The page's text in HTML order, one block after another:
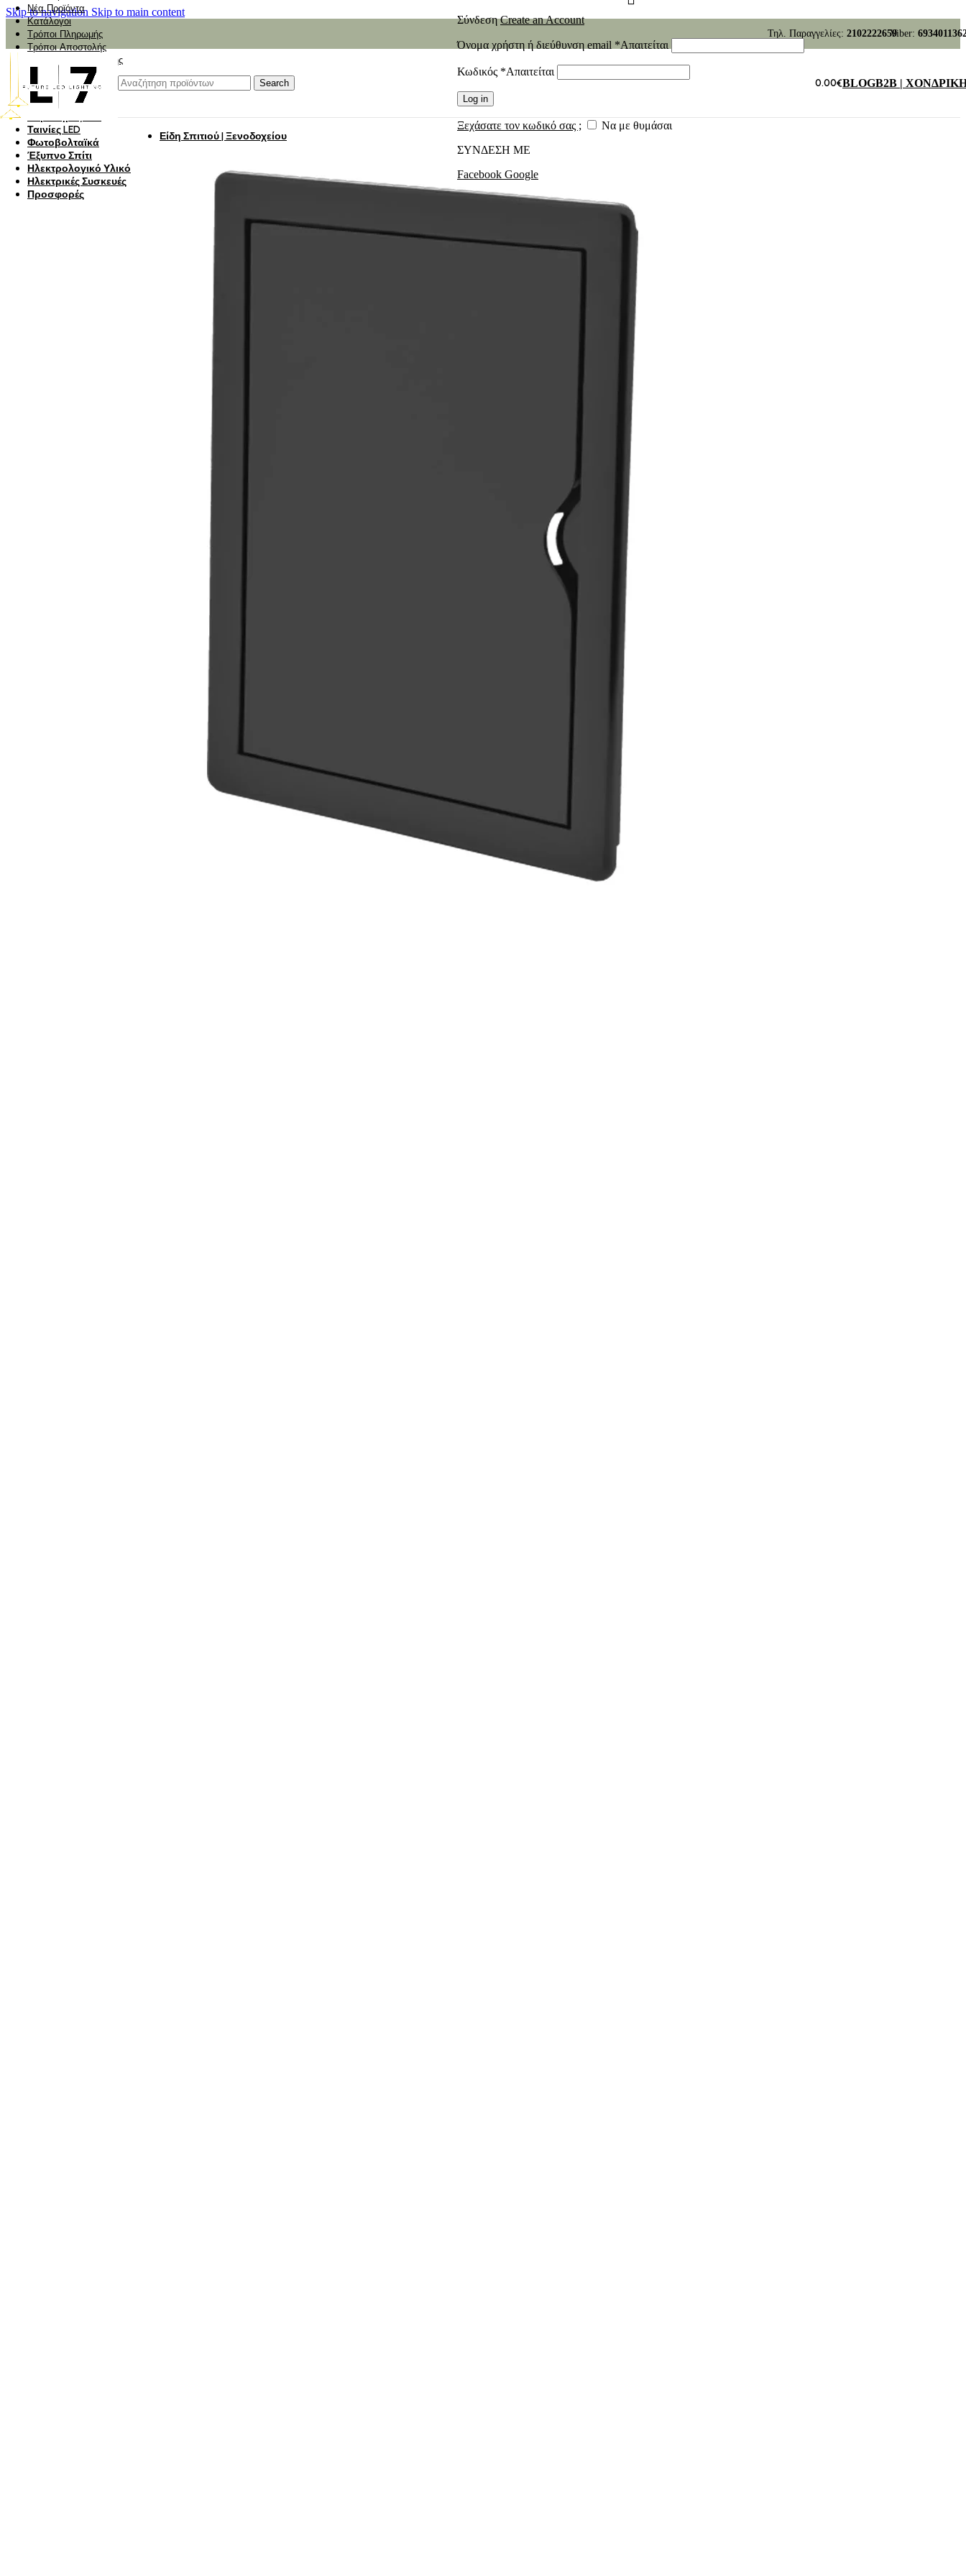
Skip to navigation Skip to main content
Νέα Προϊόντα
Κατάλογοι
Τρόποι Πληρωμής
Τρόποι Αποστολής
Αναζήτηση Αποστολής
Αξιολόγηση
Τηλ. Παραγγελίες: 2102222659Viber:
Search
ΣύνδεσηCreate an Account
Όνομα χρήστη ή διεύθυνση email *Απαιτείται
Κωδικός *Απαιτείται
Log in
Ξεχάσατε τον κωδικό σας ;
Να με θυμάσαι
ΣΥΝΔΕΣΗ ΜΕ
Facebook Google
0.00€BLOGB2B |
Φωτιστικά
Φωτιστικά Κήπου
Πάνελ Οροφής
Ταινίες LED
Φωτοβολταϊκά
Έξυπνο Σπίτι
Ηλεκτρολογικό Υλικό
Ηλεκτρικές Συσκευές
Προσφορές
Είδη Σπιτιού | Ξενοδοχείου